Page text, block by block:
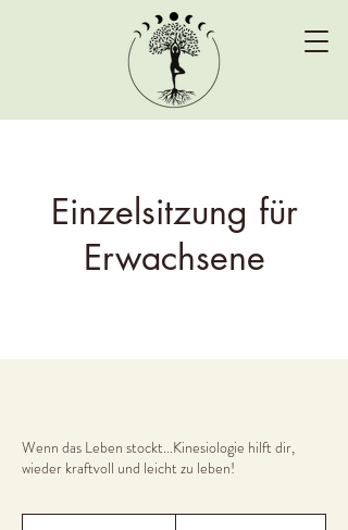
Einzelsitzung für
Erwachsene
Wenn das Leben stockt...Kinesiologie hilft dir,
wieder kraftvoll und leicht zu leben!